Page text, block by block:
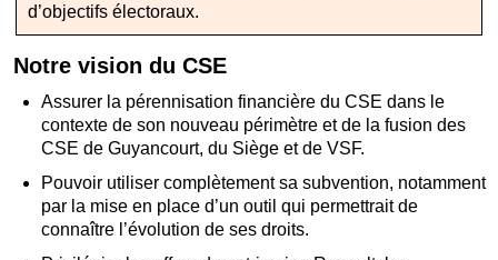
d’objectifs électoraux.
Notre vision du CSE
Assurer la pérennisation financière du CSE dans le
contexte de son nouveau périmètre et de la fusion des
CSE de Guyancourt, du Siège et de VSF.
Pouvoir utiliser complètement sa subvention, notamment
par la mise en place d’un outil qui permettrait de
connaître l’évolution de ses droits.